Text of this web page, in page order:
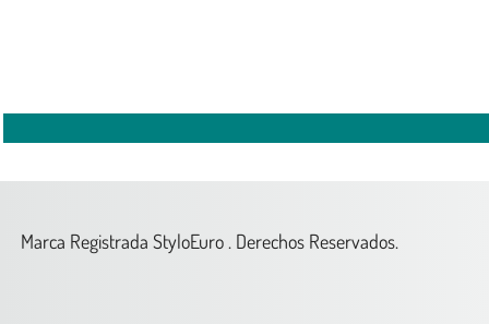
Marca Registrada StyloEuro . Derechos Reservados.